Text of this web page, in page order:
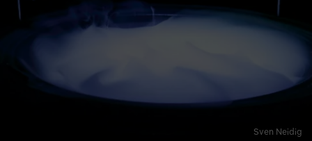
Sven Neidig